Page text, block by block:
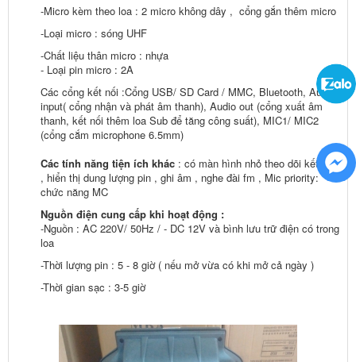
-Micro kèm theo loa : 2 micro không dây , cổng gắn thêm micro
-Loại micro : sóng UHF
-Chất liệu thân micro : nhựa
- Loại pin micro : 2A
Các cổng kết nối :Cổng USB/ SD Card / MMC, Bluetooth, Audio
input( cổng nhận và phát âm thanh), Audio out (cổng xuất âm
thanh, kết nối thêm loa Sub để tăng công suất), MIC1/ MIC2
(cổng cắm microphone 6.5mm)
Các tính năng tiện ích khác : có màn hình nhỏ theo dõi kết nối
, hiển thị dung lượng pin , ghi âm , nghe đài fm , Mic priority:
chức năng MC
Nguồn điện cung cấp khi hoạt động :
-Nguồn : AC 220V/ 50Hz / - DC 12V và bình lưu trữ điện có trong
loa
-Thời lượng pin : 5 - 8 giờ ( nếu mở vừa có khi mở cả ngày )
-Thời gian sạc : 3-5 giờ